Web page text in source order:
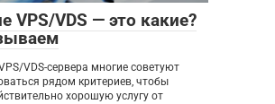
VPS/VDS — это какие?
VDS-сервера многие советуют
рядом критериев, чтобы
хорошую услугу от